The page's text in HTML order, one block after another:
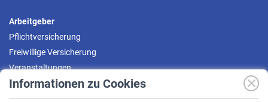
Informationen zu Cookies
Arbeitgeber
Pflichtversicherung
Freiwillige Versicherung
Veranstaltungen